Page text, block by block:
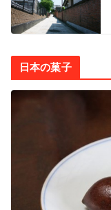
日本の菓子